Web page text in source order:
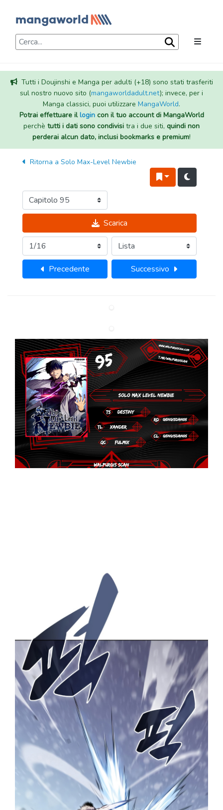
Tutti i Doujinshi e Manga per adulti (+18) sono stati trasferiti
sul nostro nuovo sito (mangaworldadult.net); invece, per i
Manga classici, puoi utilizzare MangaWorld.
Potrai effettuare illogincon il tuo account di MangaWorld
perchè tutti i dati sono condivisi tra i due siti, quindi non
perderai alcun dato, inclusi bookmarks e premium!
Ritorna a Solo Max-Level Newbie
Scarica
Precedente Successivo